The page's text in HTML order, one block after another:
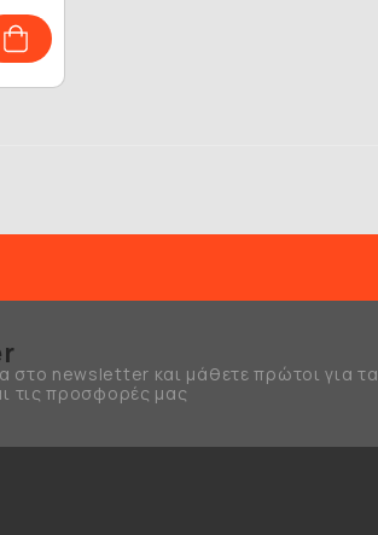
στο newsletter και μάθετε πρώτοι για τα
τις προσφορές μας